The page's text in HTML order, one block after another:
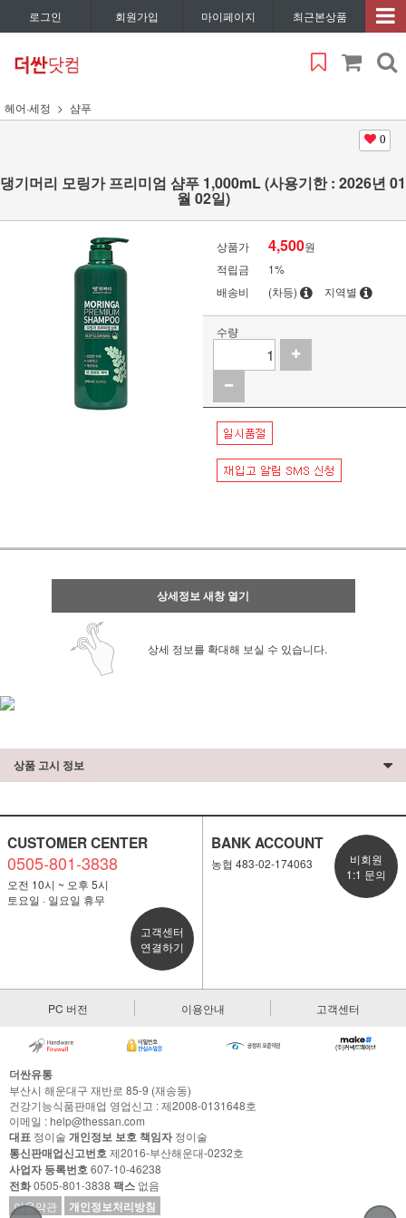
로그인 회원가입 마이페이지 최근본상품
헤어·세정 샴푸
0
댕기머리 모링가 프리미엄 샴푸 1,000mL (사용기한 : 2026년 01
월 02일)
상품가 4,500원
적립금
1%
배송비
(차등) 지역별
수량
상세정보 새창 열기
상세 정보를 확대해 보실 수 있습니다.
상품 고시 정보
CUSTOMER CENTER
0505-801-3838
오전 10시 ~ 오후 5시
토요일 · 일요일 휴무
고객센터
연결하기
BANK ACCOUNT
농협 483-02-174063
비회원
1:1 문의
PC 버전 이용안내 고객센터
더싼유통
부산시 해운대구 재반로 85-9 (재송동)
건강기능식품판매업 영업신고 : 제2008-0131648호
이메일 : help@thessan.com
대표 정이술 개인정보 보호 책임자정이술
통신판매업신고번호제2016-부산해운대-0232호
사업자 등록번호607-10-46238
전화0505-801-3838 팩스 없음
이용약관
개인정보처리방침